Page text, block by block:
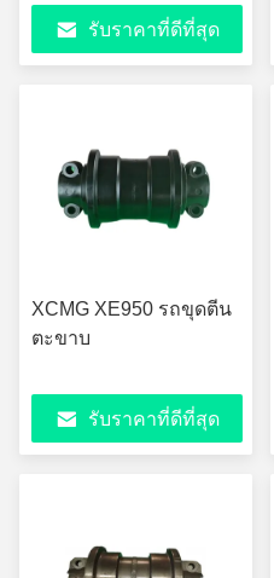
รับราคาที่ดีที่สุด
XCMG XE950 รถขุดตีน
ตะขาบ
รับราคาที่ดีที่สุด